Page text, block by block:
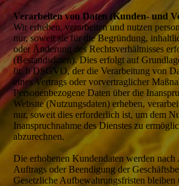
Verarbeiten von Daten (Kunden- und
Wir erheben, verarbeiten und nutzen
nur, soweit sie für die Begründung,
oder Änderung des Rechtsverhältnisses
(Bestandsdaten). Dies erfolgt auf
lit. b DSGVO, der die Verarbeitung von
eines Vertrags oder vorvertraglicher
Personenbezogene Daten über die
Website (Nutzungsdaten) erheben,
nur, soweit dies erforderlich ist, um dem
Inanspruchnahme des Dienstes zu
abzurechnen.
Die erhobenen Kundendaten werden nach
Auftrags oder Beendigung der
Gesetzliche Aufbewahrungsfristen bleiben